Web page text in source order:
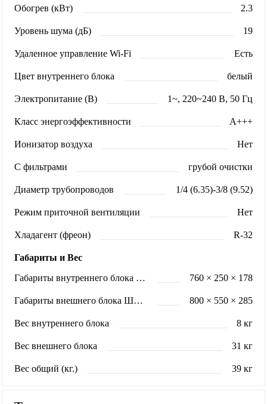
Обогрев (кВт) 2.3
Уровень шума (дБ) 19
Удаленное управление Wi-Fi Есть
Цвет внутреннего блока белый
Электропитание (В) 1~, 220~240 В, 50 Гц
Класс энергоэффективности A+++
Ионизатор воздуха Нет
С фильтрами грубой очистки
Диаметр трубопроводов 1/4 (6.35)-3/8 (9.52)
Режим приточной вентиляции Нет
Хладагент (фреон) R-32
Габариты и Вес
Габариты внутреннего блока ШхВхГ (мм)
760 × 250 × 178
Габариты внешнего блока ШхВхГ (мм) 800 × 550 × 285
Вес внутреннего блока 8 кг
Вес внешнего блока 31 кг
Вес общий (кг.) 39 кг